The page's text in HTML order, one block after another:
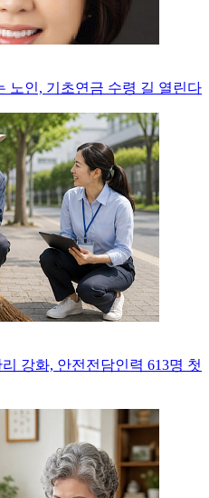
노인, 기초연금 수령 길 열린다
강화, 안전전담인력 613명 첫